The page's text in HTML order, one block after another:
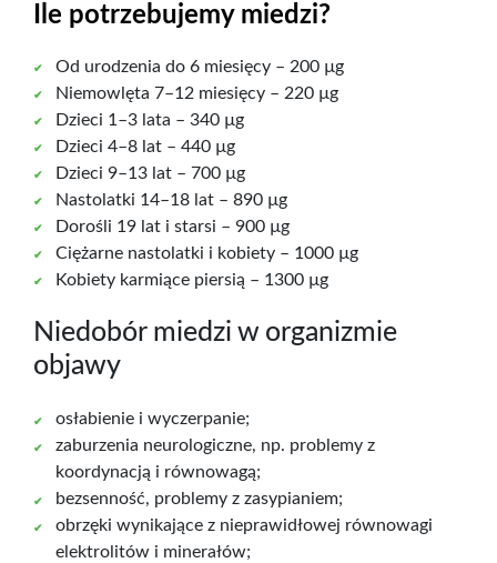
Ile potrzebujemy miedzi?
Od urodzenia do 6 miesięcy – 200 µg
Niemowlęta 7–12 miesięcy – 220 µg
Dzieci 1–3 lata – 340 µg
Dzieci 4–8 lat – 440 µg
Dzieci 9–13 lat – 700 µg
Nastolatki 14–18 lat – 890 µg
Dorośli 19 lat i starsi – 900 µg
Ciężarne nastolatki i kobiety – 1000 µg
Kobiety karmiące piersią – 1300 µg
Niedobór miedzi w organizmie
objawy
osłabienie i wyczerpanie;
zaburzenia neurologiczne, np. problemy z
koordynacją i równowagą;
bezsenność, problemy z zasypianiem;
obrzęki wynikające z nieprawidłowej równowagi
elektrolitów i minerałów;